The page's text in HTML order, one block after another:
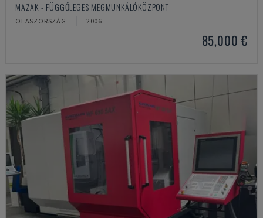
MAZAK - FÜGGŐLEGES MEGMUNKÁLÓKÖZPONT
OLASZORSZÁG 2006
85,000 €